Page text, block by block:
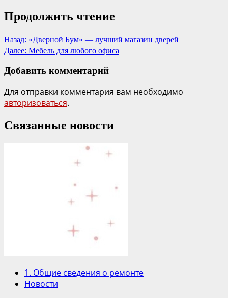
Продолжить чтение
Назад: «Дверной Бум» — лучший магазин дверей
Далее: Мебель для любого офиса
Добавить комментарий
Для отправки комментария вам необходимо
авторизоваться.
Связанные новости
1. Общие сведения о ремонте
Новости